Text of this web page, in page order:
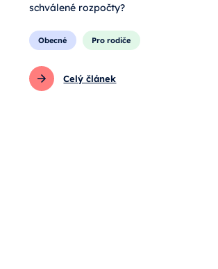
schválené rozpočty?
Obecné Pro rodiče
Celý článek